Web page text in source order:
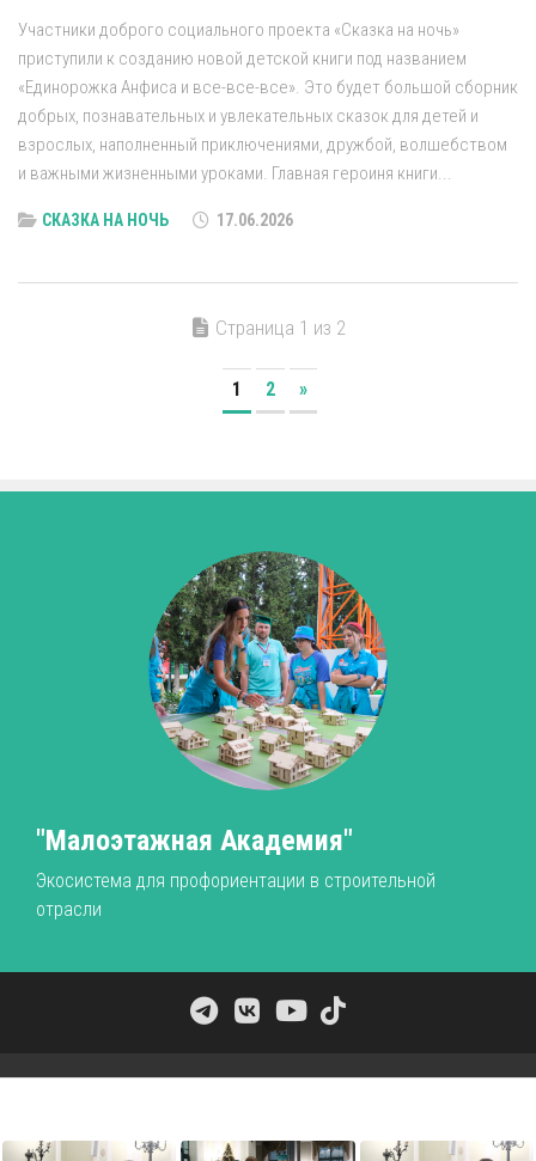
Участники доброго социального проекта «Сказка на ночь»
приступили к созданию новой детской книги под названием
«Единорожка Анфиса и все-все-все». Это будет большой сборник
добрых, познавательных и увлекательных сказок для детей и
взрослых, наполненный приключениями, дружбой, волшебством
и важными жизненными уроками. Главная героиня книги...
СКАЗКА НА НОЧЬ 17.06.2026
Страница 1 из 2
1 2 »
"Малоэтажная Академия"
Экосистема для профориентации в строительной
отрасли